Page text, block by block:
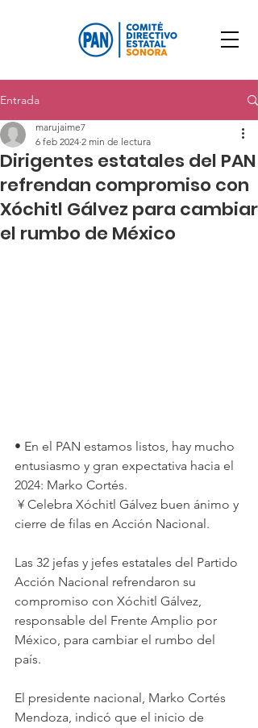
Entrada
Dirigentes estatales del PAN
refrendan compromiso con
Xóchitl Gálvez para cambiar
el rumbo de México
marujaime7
6 feb 2024 2 min de lectura
• En el PAN estamos listos, hay mucho
entusiasmo y gran expectativa hacia el
2024: Marko Cortés.
cierre de filas en Acción Nacional.
Las 32 jefas y jefes estatales del Partido
Acción Nacional refrendaron su
compromiso con Xóchitl Gálvez,
responsable del Frente Amplio por
México, para cambiar el rumbo del
país.
El presidente nacional, Marko Cortés
Mendoza, indicó que el inicio de